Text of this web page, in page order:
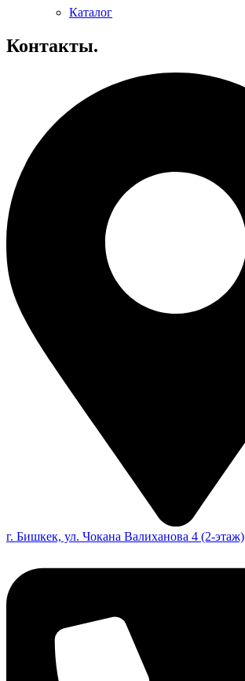
Каталог
Контакты.
г. Бишкек, ул. Чокана Валиханова 4 (2-этаж)